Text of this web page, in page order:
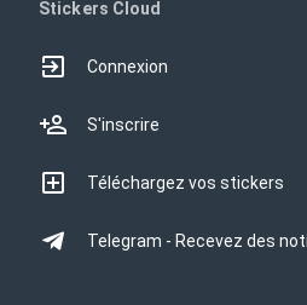
Stickers Cloud
Connexion
S'inscrire
Téléchargez vos stickers
Telegram - Recevez des